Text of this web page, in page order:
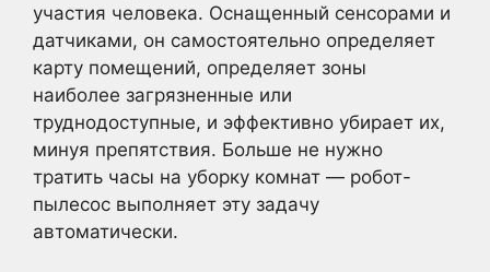
участия человека. Оснащенный сенсорами и
датчиками, он самостоятельно определяет
карту помещений, определяет зоны
наиболее загрязненные или
труднодоступные, и эффективно убирает их,
минуя препятствия. Больше не нужно
тратить часы на уборку комнат — робот-
пылесос выполняет эту задачу
автоматически.